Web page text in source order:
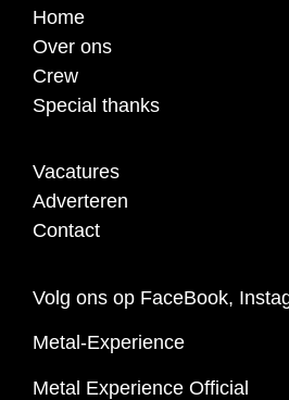
Home
Over ons
Crew
Special thanks
Vacatures
Adverteren
Contact
Volg ons op FaceBook,
Metal-Experience
Metal Experience Official